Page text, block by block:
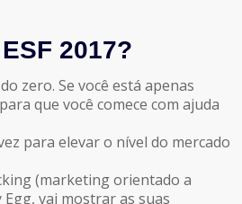
2017?
zero. Se você está apenas
que você comece com ajuda
para elevar o nível do mercado
(marketing orientado a
vai mostrar as suas